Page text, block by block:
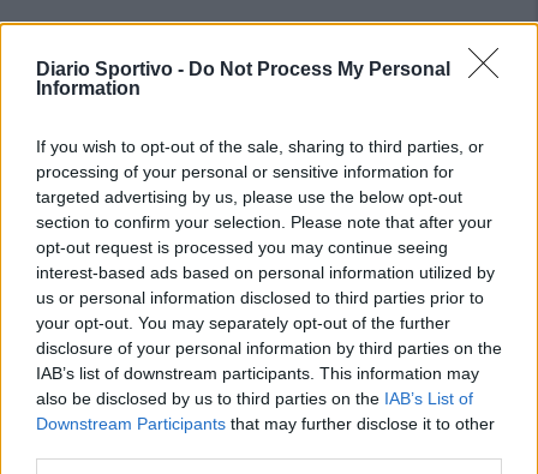
Diario Sportivo - Do Not Process My Personal
Information
If you wish to opt-out of the sale, sharing to third parties, or
processing of your personal or sensitive information for
targeted advertising by us, please use the below opt-out
section to confirm your selection. Please note that after your
opt-out request is processed you may continue seeing
interest-based ads based on personal information utilized by
us or personal information disclosed to third parties prior to
your opt-out. You may separately opt-out of the further
disclosure of your personal information by third parties on the
IAB’s list of downstream participants. This information may
also be disclosed by us to third parties on the IAB’s List of
Downstream Participants that may further disclose it to other
PIÙ LETTI OGGI
Coppa Italia: l'arbitro Gabriele Sari di
Alghero dirige la finale Iglesias-Tempio
22 Gen 2026
Thiesi nel segno di Contini e Budroni;
l'Ozierese replica con le cinque reti alla
Sanverese e mantiene il passo…
10 Mar 2025
Velotto dirigerà Cagliari-Atalanta
30 Ott 2009